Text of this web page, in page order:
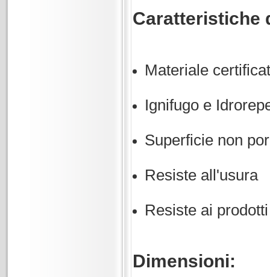
Caratteristiche
Materiale
Ignifugo e
Superficie non
Resiste all'usura
Resiste ai
Dimensioni: